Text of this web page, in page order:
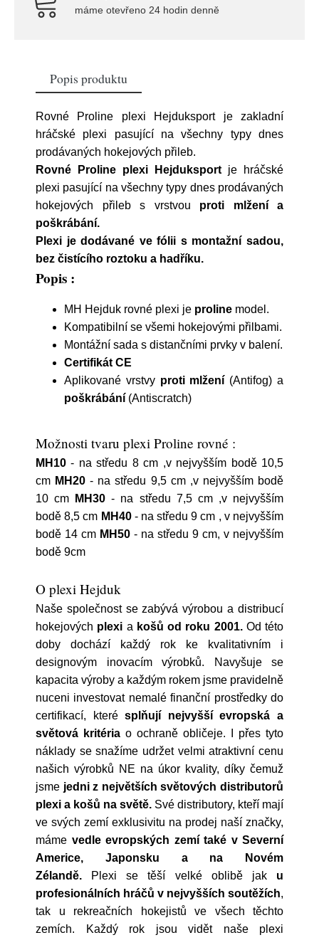
máme otevřeno 24 hodin denně
Popis produktu
Rovné Proline plexi Hejduksport je zakladní
hráčské plexi pasující na všechny typy dnes
prodávaných hokejových přileb.
Rovné Proline plexi Hejduksport je hráčské
plexi pasující na všechny typy dnes prodávaných
hokejových přileb s vrstvou proti mlžení a
poškrábání.
Plexi je dodávané ve fólii s montažní sadou,
bez čistícího roztoku a hadříku.
Popis :
MH Hejduk rovné plexi je proline model.
Kompatibilní se všemi hokejovými přilbami.
Montážní sada s distančními prvky v balení.
Certifikát CE
Aplikované vrstvy proti mlžení (Antifog) a
poškrábání (Antiscratch)
Možnosti tvaru plexi Proline rovné :
MH10 - na středu 8 cm ,v nejvyšším bodě 10,5
cm MH20 - na středu 9,5 cm ,v nejvyšším bodě
10 cm
MH30 - na středu 7,5 cm ,v nejvyšším
bodě 8,5 cm MH40- na středu 9 cm , v nejvyšším
bodě 14 cm MH50 - na středu 9 cm, v nejvyšším
bodě 9cm
O plexi Hejduk
Naše společnost se zabývá výrobou a distribucí
hokejových plexi a košů od roku 2001. Od této
doby dochází každý rok ke kvalitativním i
designovým inovacím výrobků. Navyšuje se
kapacita výroby a každým rokem jsme pravidelně
nuceni investovat nemalé finanční prostředky do
certifikací, kterésplňují nejvyšší evropská a
světová kritéria o ochraně obličeje. I přes tyto
náklady se snažíme udržet velmi atraktivní cenu
našich výrobků NE na úkor kvality, díky čemuž
jsme jedni z největších světových distributorů
plexi a košů na světě. Své distributory, kteří mají
ve svých zemí exklusivitu na prodej naší značky,
máme vedle evropských zemí také v Severní
Americe, Japonsku a na Novém
Zélandě.
Plexi se těší velké oblibě jak u
profesionálních hráčů v nejvyšších soutěžích,
tak u rekreačních hokejistů ve všech těchto
zemích. Každý rok jsou vidět naše plexi